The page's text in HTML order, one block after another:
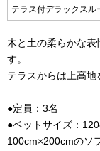
Pr
vi
o
s
テラス付デラックス
木と土の柔らかな表
す。
テラスからは上高地
●定員：3名
●ベットサイズ：
100cm×200cmのソ